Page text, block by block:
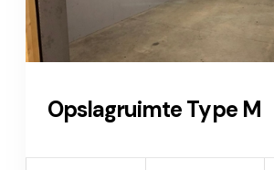
Opslagruimte Type M